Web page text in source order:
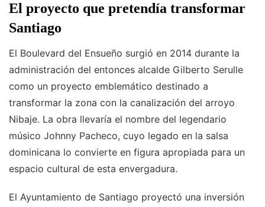
El proyecto que pretendía transformar
Santiago
El Boulevard del Ensueño surgió en 2014 durante la
administración del entonces alcalde Gilberto Serulle
como un proyecto emblemático destinado a
transformar la zona con la canalización del arroyo
Nibaje. La obra llevaría el nombre del legendario
músico Johnny Pacheco, cuyo legado en la salsa
dominicana lo convierte en figura apropiada para un
espacio cultural de esta envergadura.
El Ayuntamiento de Santiago proyectó una inversión